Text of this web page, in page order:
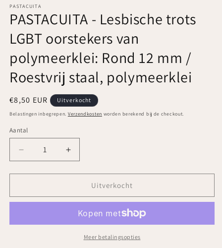
PASTACUITA
PASTACUITA - Lesbische trots
LGBT oorstekers van
polymeerklei: Rond 12 mm /
Roestvrij staal, polymeerklei
Normale
prijs
€8,50 EUR Uitverkocht
Belastingen inbegrepen. Verzendkosten worden berekend bij de checkout.
Aantal
Aantal
Aantal
verlagen
voor
-
LGBT
Aantal
verhogen
voor
PASTACUITA
-
trots
LGBT
oorstekers
Uitverkocht
Meer betalingsopties